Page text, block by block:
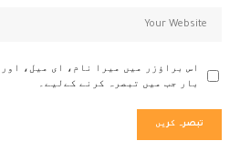
اس براؤزر میں میرا نام، ای میل،
بار جب میں تبصرہ کرنے کےلیے۔